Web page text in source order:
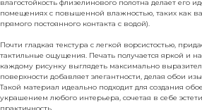
влагостойкость флизелинового полотна делает его
помещениях с повышенной влажностью, таких как
прямого постоянного контакта с водой).
Почти гладкая текстура с легкой ворсистостью,
тактильные ощущения. Печать получается яркой и
каждому рисунку выглядеть максимально
поверхности добавляет элегантности, делая обои
Такой материал идеально подходит для создания
украшением любого интерьера, сочетая в себе